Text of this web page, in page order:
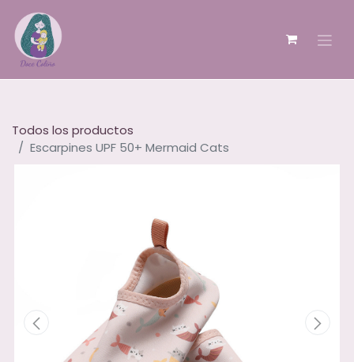
Todos los productos
Escarpines UPF 50+ Mermaid Cats